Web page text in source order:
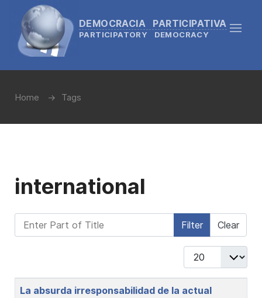
DEMOCRACIA PARTICIPATIVA
PARTICIPATORY DEMOCRACY
Home Tags
international
Enter Part of Title Filter Clear
Display #
Title
La absurda irresponsabilidad de la actual